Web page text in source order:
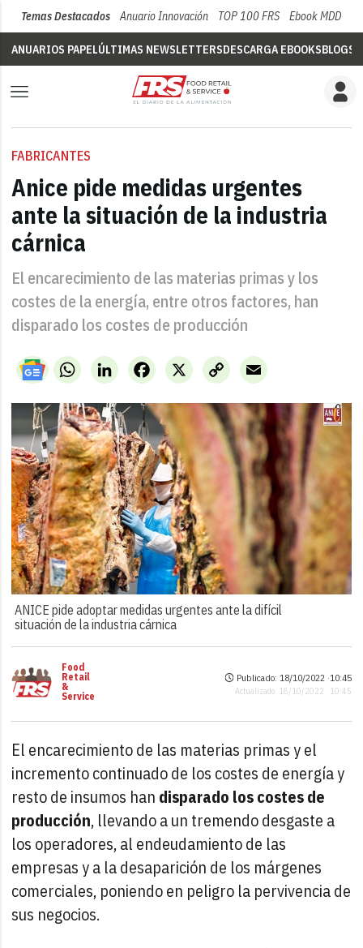
Temas Destacados Anuario Innovación TOP 100 FRS Ebook MDD
ANUARIOS PAPELÚLTIMAS NEWSLETTERSDESCARGA EBOOKSBLOGS
FABRICANTES
Anice pide medidas urgentes
ante la situación de la industria
cárnica
El encarecimiento de las materias primas y los
costes de la energía, entre otros factores, han
disparado los costes de producción
WhatsAppLinkedIn X
Facebook
Copy
Link
Email
ANICE pide adoptar medidas urgentes ante la difícil
situación de la industria cárnica
Food
Retail
&
Service
Publicado: 18/10/2022 ·10:45
Actualizado: 18/10/2022 · 10:45
El encarecimiento de las materias primas y el
incremento continuado de los costes de energía y
resto de insumos han disparado los costes de
producción, llevando a un tremendo desgaste a
los operadores, al endeudamiento de las
empresas y a la desaparición de los márgenes
comerciales, poniendo en peligro la pervivencia de
sus negocios.